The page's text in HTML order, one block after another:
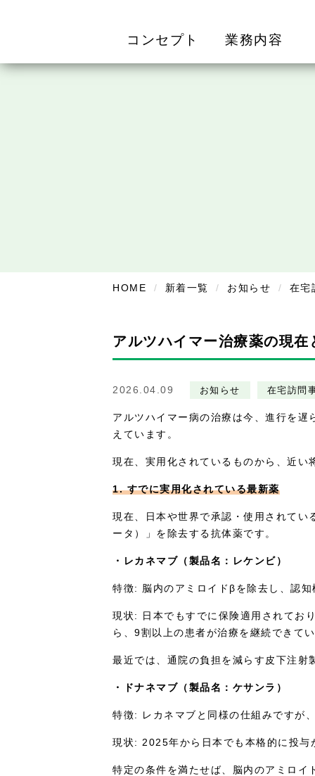
コンセプト 業務内容
HOME 新着一覧 お知らせ 在宅
アルツハイマー治療薬の現在
2026.04.09 お知らせ 在宅訪問
アルツハイマー病の治療は今、進行を
えています。
現在、実用化されているものから、近
1. すでに実用化されている最新薬
現在、日本や世界で承認・使用されて
ータ）」を除去する抗体薬です。
・レカネマブ（製品名：レケンビ）
特徴: 脳内のアミロイドβを除去し、認
現状: 日本でもすでに保険適用されてお
ら、9割以上の患者が治療を継続できて
最近では、通院の負担を減らす皮下注射
・ドナネマブ（製品名：ケサンラ）
特徴: レカネマブと同様の仕組みですが
現状: 2025年から日本でも本格的に投与
特定の条件を満たせば、脳内のアミロ